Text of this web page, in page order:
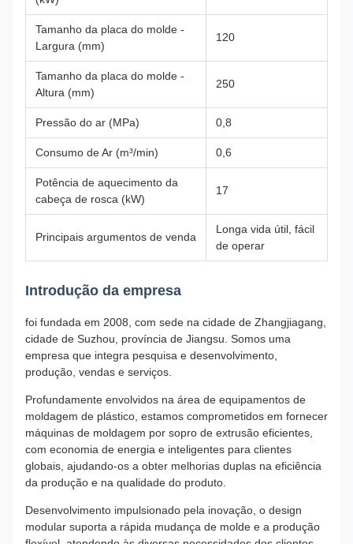
Tamanho da placa do molde -
Largura (mm)
120
Tamanho da placa do molde -
Altura (mm)
250
Pressão do ar (MPa) 0,8
Consumo de Ar (m³/min) 0,6
Potência de aquecimento da
cabeça de rosca (kW)
17
Principais argumentos de venda
Longa vida útil, fácil
de operar
Introdução da empresa
foi fundada em 2008, com sede na cidade de Zhangjiagang,
cidade de Suzhou, província de Jiangsu. Somos uma
empresa que integra pesquisa e desenvolvimento,
produção, vendas e serviços.
Profundamente envolvidos na área de equipamentos de
moldagem de plástico, estamos comprometidos em fornecer
máquinas de moldagem por sopro de extrusão eficientes,
com economia de energia e inteligentes para clientes
globais, ajudando-os a obter melhorias duplas na eficiência
da produção e na qualidade do produto.
Desenvolvimento impulsionado pela inovação, o design
modular suporta a rápida mudança de molde e a produção